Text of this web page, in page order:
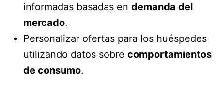
informadas basadas en demanda del
mercado.
Personalizar ofertas para los huéspedes
utilizando datos sobre comportamientos
de consumo.